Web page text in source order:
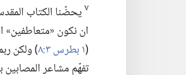
٧يحضّنا الكتاب
ان نكون «متعاطفين»
(‏١ بطرس ٣:‏٨
‏)‏ ولكن
تفهّم مشاعر